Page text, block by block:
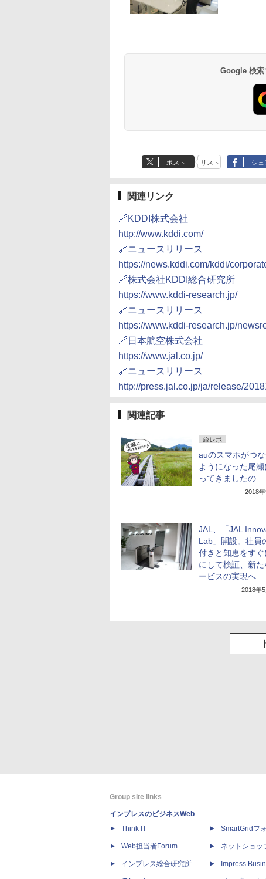
10,450円～
7,950円～Google 検索
ポスト リスト シェ
関連リンク
🔗KDDI株式会社
http://www.kddi.com/
🔗ニュースリリース
https://news.kddi.com/kddi/
🔗株式会社KDDI総合研究所
https://www.kddi-research.jp/
🔗ニュースリリース
https://www.kddi-research.jp/
🔗日本航空株式会社
https://www.jal.co.jp/
🔗ニュースリリース
http://press.jal.co.jp/ja/release/
関連記事
旅レポ
auのスマホがつ
ようになった尾
ってきましたの
2018
JAL、「JAL
Lab」開設。社員
付きと知恵をすぐ
にして検証、新
ービスの実現へ
2018年
Group site links
インプレスのビジネスWeb
Think IT
Web担当者Forum
インプレス総合研究所
SmartGridフ
ネットショッ
Impress